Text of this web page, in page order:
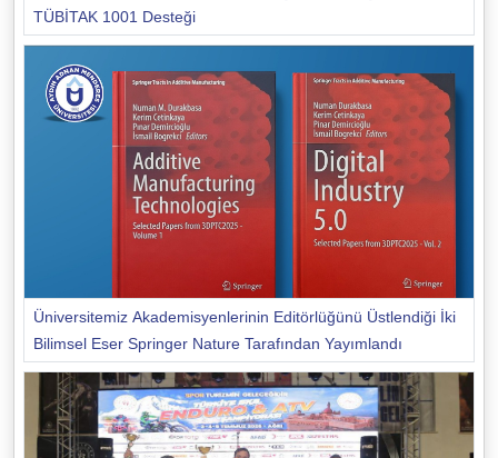
TÜBİTAK 1001 Desteği
Üniversitemiz Akademisyenlerinin Editörlüğünü Üstlendiği İki
Bilimsel Eser Springer Nature Tarafından Yayımlandı